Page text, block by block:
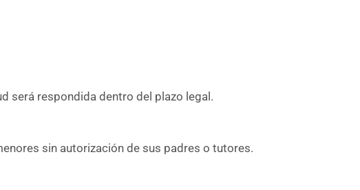
será respondida dentro del plazo legal.
sin autorización de sus padres o tutores.